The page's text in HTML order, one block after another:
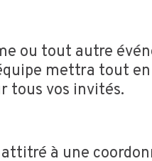
ou tout autre
mettra tout
tous vos invités.
à une